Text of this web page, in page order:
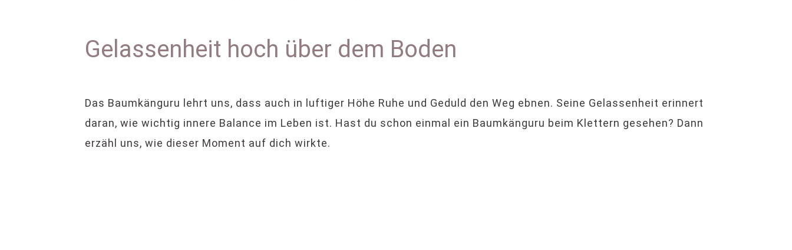
Gelassenheit hoch über dem Boden
Das Baumkänguru lehrt uns, dass auch in luftiger Höhe Ruhe und Geduld den Weg ebnen. Seine Gelassenheit erinnert
daran, wie wichtig innere Balance im Leben ist. Hast du schon einmal ein Baumkänguru beim Klettern gesehen? Dann
erzähl uns, wie dieser Moment auf dich wirkte.